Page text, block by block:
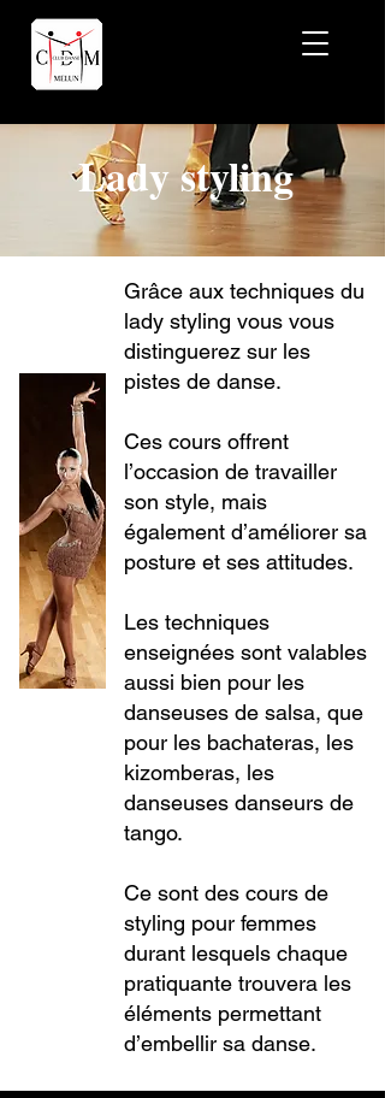
Lady styling
Grâce aux techniques du
lady styling vous vous
distinguerez sur les
pistes de danse.
Ces cours offrent
l’occasion de travailler
son style, mais
également d’améliorer sa
posture et ses attitudes.
Les techniques
enseignées sont valables
aussi bien pour les
danseuses de salsa, que
pour les bachateras, les
kizomberas, les
danseuses danseurs de
tango.
Ce sont des cours de
styling pour femmes
durant lesquels chaque
pratiquante trouvera les
éléments permettant
d’embellir sa danse.